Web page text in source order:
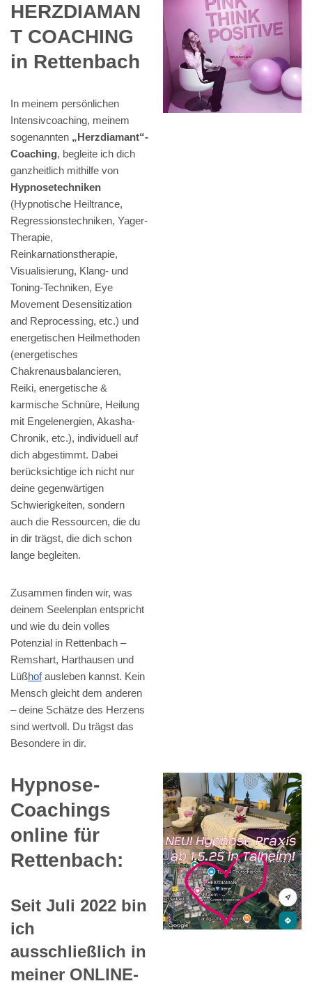
HERZDIAMAN
T COACHING
in Rettenbach
In meinem persönlichen
Intensivcoaching, meinem
sogenannten „Herzdiamant“-
Coaching, begleite ich dich
ganzheitlich mithilfe von
Hypnosetechniken
(Hypnotische Heiltrance,
Regressionstechniken, Yager-
Therapie,
Reinkarnationstherapie,
Visualisierung, Klang- und
Toning-Techniken, Eye
Movement Desensitization
and Reprocessing, etc.) und
energetischen Heilmethoden
(energetisches
Chakrenausbalancieren,
Reiki, energetische &
karmische Schnüre, Heilung
mit Engelenergien, Akasha-
Chronik, etc.), individuell auf
dich abgestimmt. Dabei
berücksichtige ich nicht nur
deine gegenwärtigen
Schwierigkeiten, sondern
auch die Ressourcen, die du
in dir trägst, die dich schon
lange begleiten.
Zusammen finden wir, was
deinem Seelenplan entspricht
und wie du dein volles
Potenzial in Rettenbach –
Remshart, Harthausen und
Lüßhofausleben kannst. Kein
Mensch gleicht dem anderen
– deine Schätze des Herzens
sind wertvoll. Du trägst das
Besondere in dir.
Hypnose-
Coachings
online für
Rettenbach:
Seit Juli 2022 bin
ich
ausschließlich in
meiner ONLINE-